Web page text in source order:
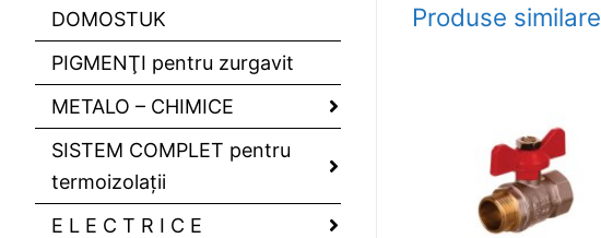
Produse similare
DOMOSTUK
PIGMENŢI pentru zurgavit
METALO – CHIMICE
SISTEM COMPLET pentru
termoizolaţii
E L E C T R I C E